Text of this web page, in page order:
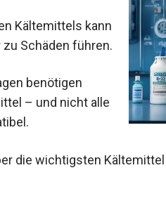
Kältemittels kann
Schäden führen.
benötigen
– und nicht alle
die wichtigsten